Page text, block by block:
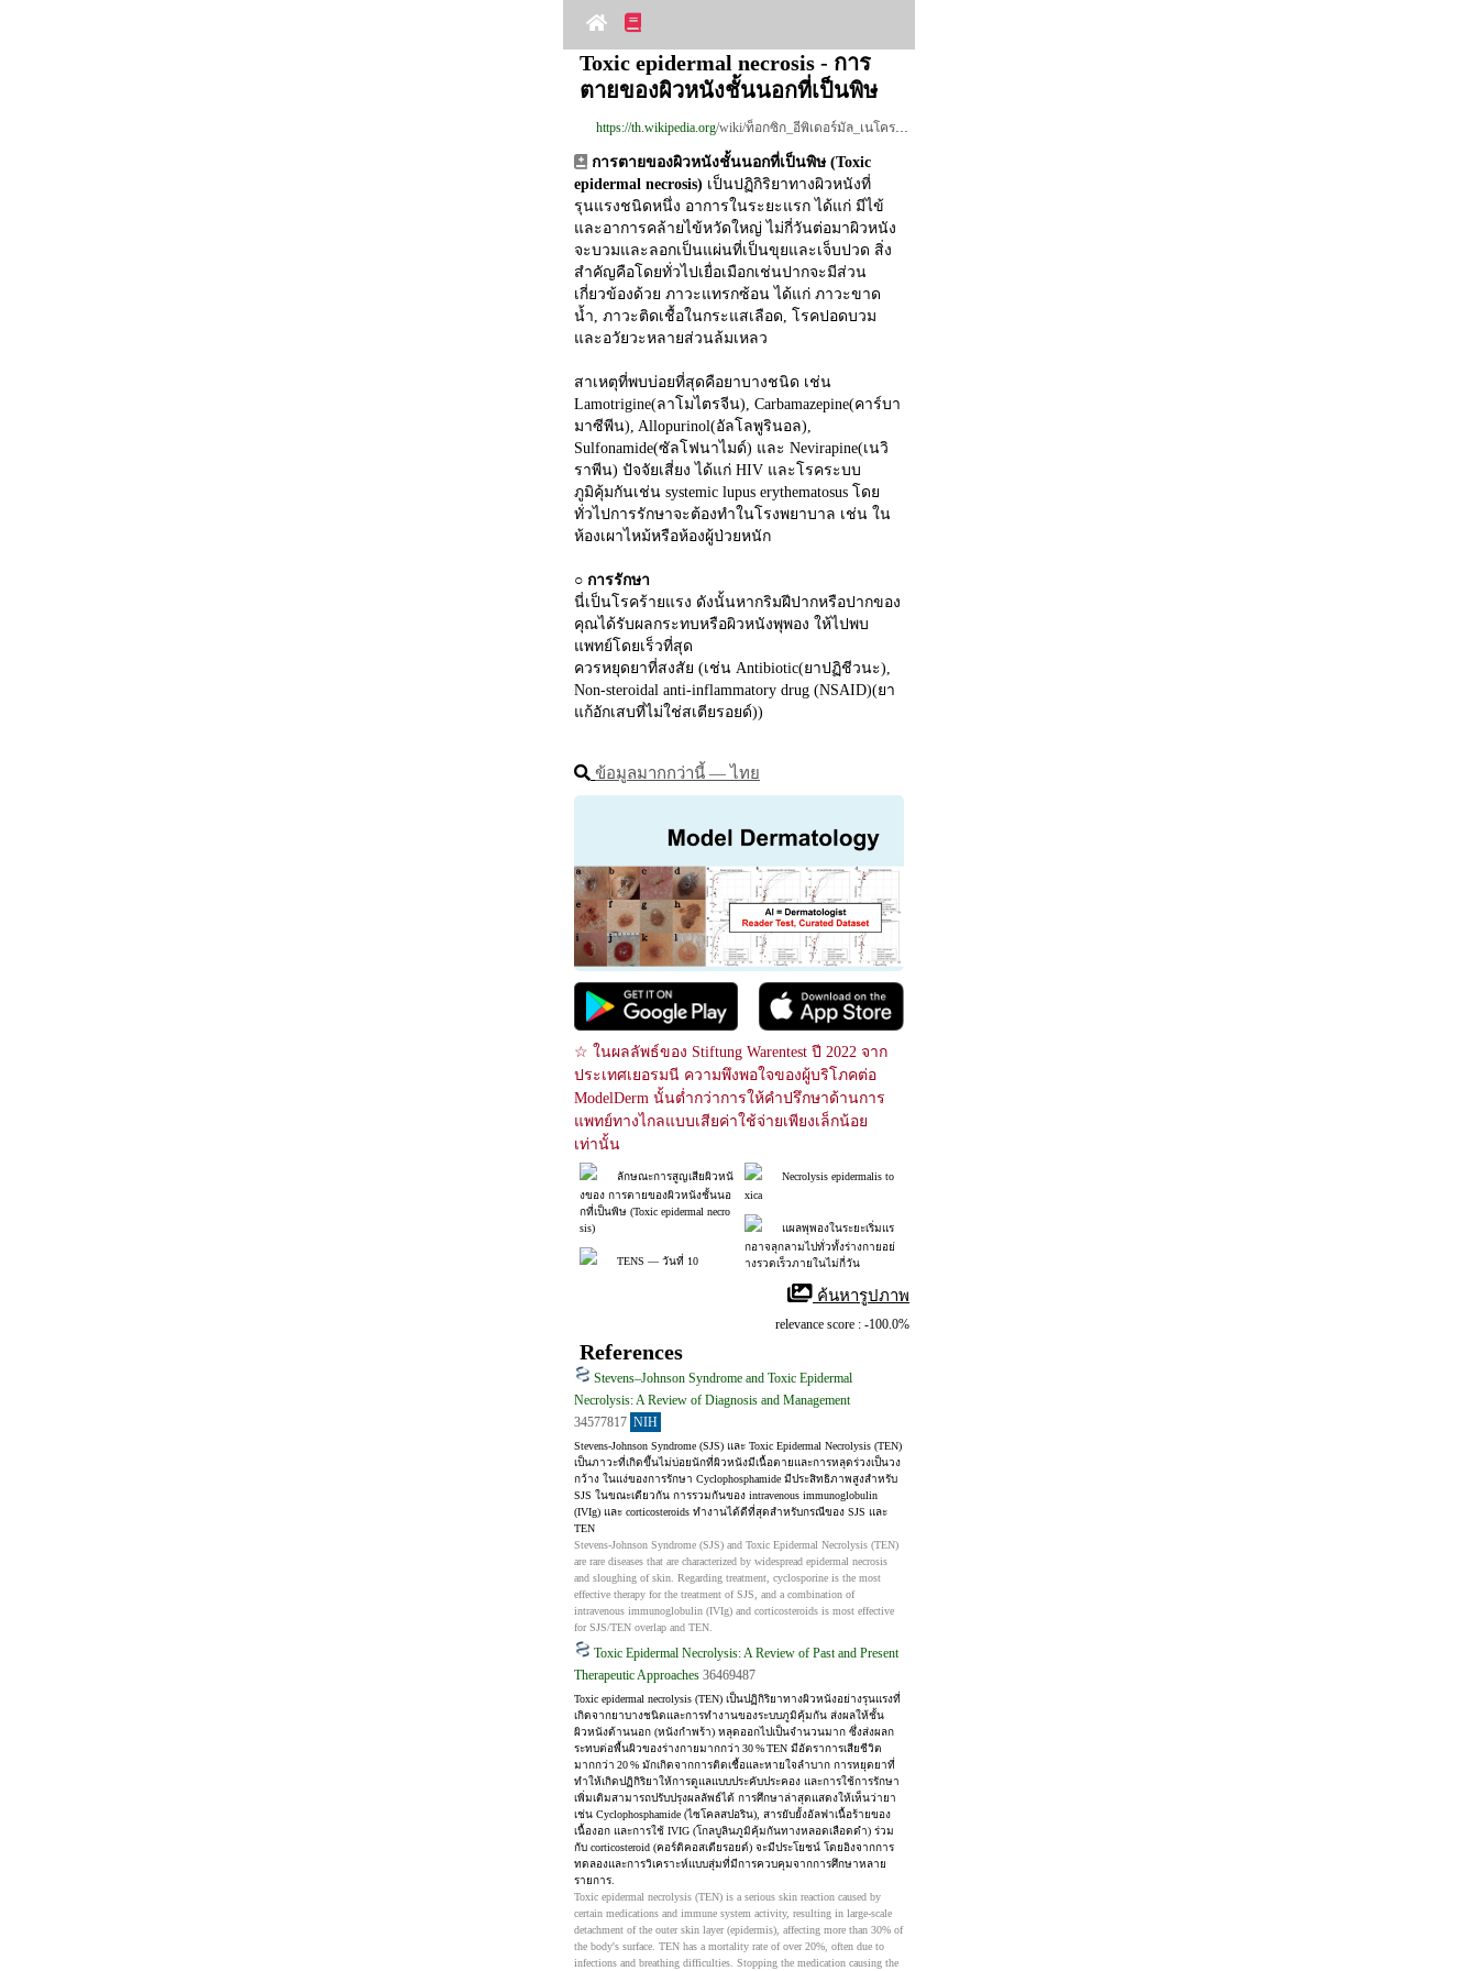
Toxic epidermal necrosis - การ
ตายของผิวหนังชั้นนอกที่เป็นพิษ
https://th.wikipedia.org/wiki/ท็อกซิก_อีพิเดอร์มัล_เนโครไลซิส
การตายของผิวหนังชั้นนอกที่เป็นพิษ (Toxic
epidermal necrosis) เป็นปฏิกิริยาทางผิวหนังที่
รุนแรงชนิดหนึ่ง อาการในระยะแรก ได้แก่ มีไข้
และอาการคล้ายไข้หวัดใหญ่ ไม่กี่วันต่อมาผิวหนัง
จะบวมและลอกเป็นแผ่นที่เป็นขุยและเจ็บปวด สิ่ง
สำคัญคือโดยทั่วไปเยื่อเมือกเช่นปากจะมีส่วน
เกี่ยวข้องด้วย ภาวะแทรกซ้อน ได้แก่ ภาวะขาด
น้ำ, ภาวะติดเชื้อในกระแสเลือด, โรคปอดบวม
และอวัยวะหลายส่วนล้มเหลว
สาเหตุที่พบบ่อยที่สุดคือยาบางชนิด เช่น
Lamotrigine(ลาโมไตรจีน), Carbamazepine(คาร์บา
มาซีพีน), Allopurinol(อัลโลพูรินอล),
Sulfonamide(ซัลโฟนาไมด์) และ Nevirapine(เนวิ
ราพีน) ปัจจัยเสี่ยง ได้แก่ HIV และโรคระบบ
ภูมิคุ้มกันเช่น systemic lupus erythematosus โดย
ทั่วไปการรักษาจะต้องทำในโรงพยาบาล เช่น ใน
ห้องเผาไหม้หรือห้องผู้ป่วยหนัก
○ การรักษา
นี่เป็นโรคร้ายแรง ดังนั้นหากริมฝีปากหรือปากของ
คุณได้รับผลกระทบหรือผิวหนังพุพอง ให้ไปพบ
แพทย์โดยเร็วที่สุด
ควรหยุดยาที่สงสัย (เช่น Antibiotic(ยาปฏิชีวนะ),
Non‑steroidal anti‑inflammatory drug (NSAID)(ยา
แก้อักเสบที่ไม่ใช่สเตียรอยด์))
ข้อมูลมากกว่านี้ ― ไทย
☆ ในผลลัพธ์ของ Stiftung Warentest ปี 2022 จาก
ประเทศเยอรมนี ความพึงพอใจของผู้บริโภคต่อ
ModelDerm นั้นต่ำกว่าการให้คำปรึกษาด้านการ
แพทย์ทางไกลแบบเสียค่าใช้จ่ายเพียงเล็กน้อย
เท่านั้น
ลักษณะการสูญเสียผิวหนั
งของ การตายของผิวหนังชั้นนอ
กที่เป็นพิษ (Toxic epidermal necro
sis)
TENS ― วันที่ 10
Necrolysis epidermalis to
xica
แผลพุพองในระยะเริ่มแร
กอาจลุกลามไปทั่วทั้งร่างกายอย่
างรวดเร็วภายในไม่กี่วัน
ค้นหารูปภาพ
relevance score : -100.0%
References
Stevens–Johnson Syndrome and Toxic Epidermal
Necrolysis: A Review of Diagnosis and Management
34577817 NIH
Stevens-Johnson Syndrome (SJS) และ Toxic Epidermal Necrolysis (TEN)
เป็นภาวะที่เกิดขึ้นไม่บ่อยนักที่ผิวหนังมีเนื้อตายและการหลุดร่วงเป็นวง
กว้าง ในแง่ของการรักษา Cyclophosphamide มีประสิทธิภาพสูงสำหรับ
SJS ในขณะเดียวกัน การรวมกันของ intravenous immunoglobulin
(IVIg) และ corticosteroids ทำงานได้ดีที่สุดสำหรับกรณีของ SJS และ
TEN
Stevens-Johnson Syndrome (SJS) and Toxic Epidermal Necrolysis (TEN)
are rare diseases that are characterized by widespread epidermal necrosis
and sloughing of skin. Regarding treatment, cyclosporine is the most
effective therapy for the treatment of SJS, and a combination of
intravenous immunoglobulin (IVIg) and corticosteroids is most effective
for SJS/TEN overlap and TEN.
Toxic Epidermal Necrolysis: A Review of Past and Present
Therapeutic Approaches 36469487
Toxic epidermal necrolysis (TEN) เป็นปฏิกิริยาทางผิวหนังอย่างรุนแรงที่
เกิดจากยาบางชนิดและการทำงานของระบบภูมิคุ้มกัน ส่งผลให้ชั้น
ผิวหนังด้านนอก (หนังกำพร้า) หลุดออกไปเป็นจำนวนมาก ซึ่งส่งผลก
ระทบต่อพื้นผิวของร่างกายมากกว่า 30 % TEN มีอัตราการเสียชีวิต
มากกว่า 20 % มักเกิดจากการติดเชื้อและหายใจลำบาก การหยุดยาที่
ทำให้เกิดปฏิกิริยาให้การดูแลแบบประคับประคอง และการใช้การรักษา
เพิ่มเติมสามารถปรับปรุงผลลัพธ์ได้ การศึกษาล่าสุดแสดงให้เห็นว่ายา
เช่น Cyclophosphamide (ไซโคลสปอริน), สารยับยั้งอัลฟาเนื้อร้ายของ
เนื้องอก และการใช้ IVIG (โกลบูลินภูมิคุ้มกันทางหลอดเลือดดำ) ร่วม
กับ corticosteroid (คอร์ติคอสเตียรอยด์) จะมีประโยชน์ โดยอิงจากการ
ทดลองและการวิเคราะห์แบบสุ่มที่มีการควบคุมจากการศึกษาหลาย
รายการ.
Toxic epidermal necrolysis (TEN) is a serious skin reaction caused by
certain medications and immune system activity, resulting in large-scale
detachment of the outer skin layer (epidermis), affecting more than 30% of
the body's surface. TEN has a mortality rate of over 20%, often due to
infections and breathing difficulties. Stopping the medication causing the